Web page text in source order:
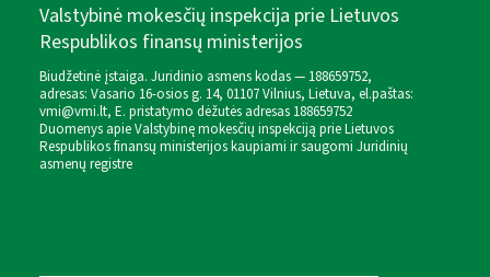
Valstybinė mokesčių inspekcija prie Lietuvos
Respublikos finansų ministerijos
Biudžetinė įstaiga. Juridinio asmens kodas — 188659752,
adresas: Vasario 16-osios g. 14, 01107 Vilnius, Lietuva, el.paštas:
vmi@vmi.lt, E. pristatymo dėžutės adresas 188659752
Duomenys apie Valstybinę mokesčių inspekciją prie Lietuvos
Respublikos finansų ministerijos kaupiami ir saugomi Juridinių
asmenų registre